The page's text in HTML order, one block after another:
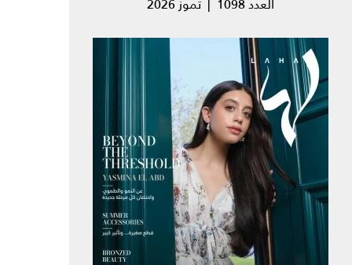
العدد 1098 | تموز 2026